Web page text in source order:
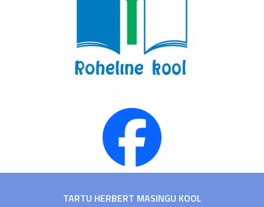
TARTU HERBERT MASINGU KOOL